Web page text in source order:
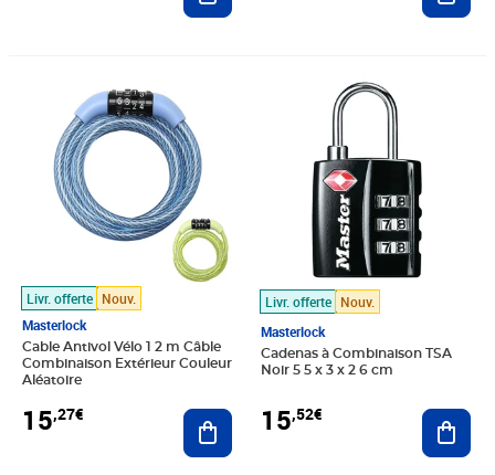
Livr. offerte Nouv.
Masterlock
Cable Antivol Vélo 1 2 m Câble
Combinaison Extérieur Couleur
Aléatoire
15,27€ Ajouter au panier
Livr. offerte Nouv.
Masterlock
Cadenas à Combinaison TSA
Noir 5 5 x 3 x 2 6 cm
15,52€